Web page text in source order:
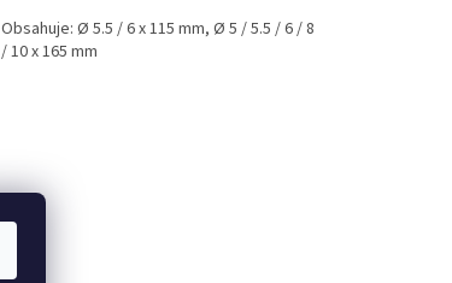
Obsahuje: Ø 5.5 / 6 x 115 mm, Ø 5 / 5.5 / 6 / 8
/ 10 x 165 mm